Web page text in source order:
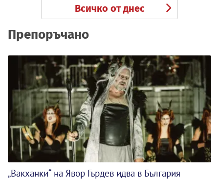
Всичко от днес
Препоръчано
„Вакханки“ на Явор Гърдев идва в България